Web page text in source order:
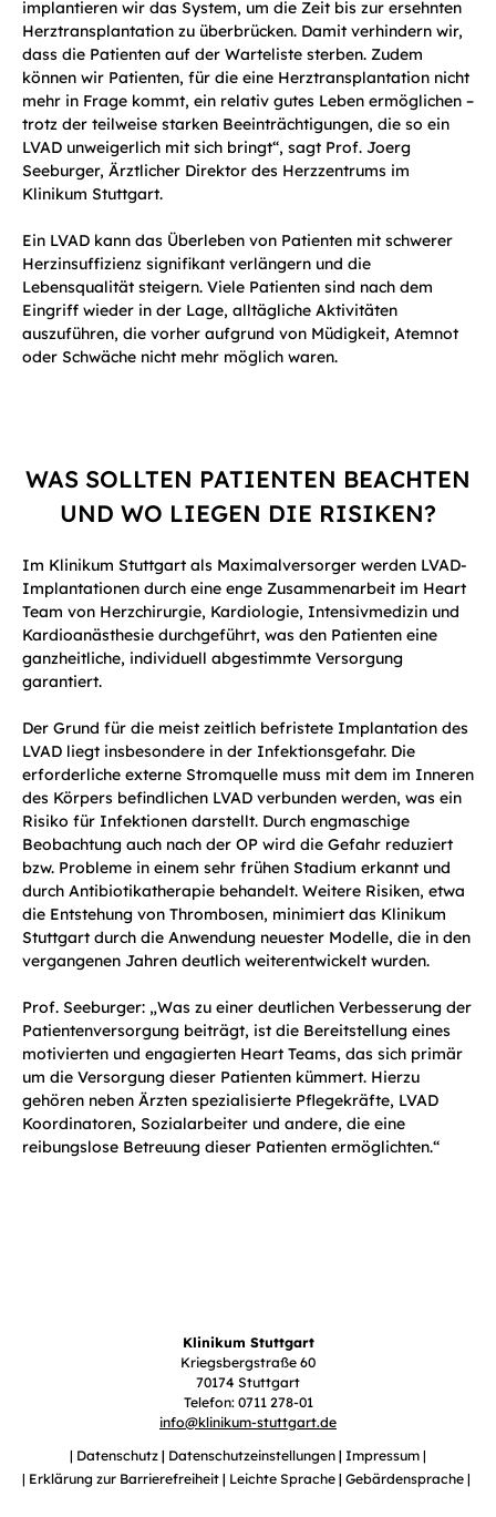
implantieren wir das System, um die Zeit bis zur ersehnten
Herztransplantation zu überbrücken. Damit verhindern wir,
dass die Patienten auf der Warteliste sterben. Zudem
können wir Patienten, für die eine Herztransplantation nicht
mehr in Frage kommt, ein relativ gutes Leben ermöglichen –
trotz der teilweise starken Beeinträchtigungen, die so ein
LVAD unweigerlich mit sich bringt“, sagt Prof. Joerg
Seeburger, Ärztlicher Direktor des Herzzentrums im
Klinikum Stuttgart.
Ein LVAD kann das Überleben von Patienten mit schwerer
Herzinsuffizienz signifikant verlängern und die
Lebensqualität steigern. Viele Patienten sind nach dem
Eingriff wieder in der Lage, alltägliche Aktivitäten
auszuführen, die vorher aufgrund von Müdigkeit, Atemnot
oder Schwäche nicht mehr möglich waren.
WAS SOLLTEN PATIENTEN BEACHTEN
UND WO LIEGEN DIE RISIKEN?
Im Klinikum Stuttgart als Maximalversorger werden LVAD-
Implantationen durch eine enge Zusammenarbeit im Heart
Team von Herzchirurgie, Kardiologie, Intensivmedizin und
Kardioanästhesie durchgeführt, was den Patienten eine
ganzheitliche, individuell abgestimmte Versorgung
garantiert.
Der Grund für die meist zeitlich befristete Implantation des
LVAD liegt insbesondere in der Infektionsgefahr. Die
erforderliche externe Stromquelle muss mit dem im Inneren
des Körpers befindlichen LVAD verbunden werden, was ein
Risiko für Infektionen darstellt. Durch engmaschige
Beobachtung auch nach der OP wird die Gefahr reduziert
bzw. Probleme in einem sehr frühen Stadium erkannt und
durch Antibiotikatherapie behandelt. Weitere Risiken, etwa
die Entstehung von Thrombosen, minimiert das Klinikum
Stuttgart durch die Anwendung neuester Modelle, die in den
vergangenen Jahren deutlich weiterentwickelt wurden.
Prof. Seeburger: „Was zu einer deutlichen Verbesserung der
Patientenversorgung beiträgt, ist die Bereitstellung eines
motivierten und engagierten Heart Teams, das sich primär
um die Versorgung dieser Patienten kümmert. Hierzu
gehören neben Ärzten spezialisierte Pflegekräfte, LVAD
Koordinatoren, Sozialarbeiter und andere, die eine
reibungslose Betreuung dieser Patienten ermöglichten.“
Klinikum Stuttgart
Kriegsbergstraße 60
70174 Stuttgart
Telefon: 0711 278-01
info@klinikum-stuttgart.de
Datenschutz
Datenschutzeinstellungen Impressum
Erklärung zur Barrierefreiheit
Leichte Sprache Gebärdensprache